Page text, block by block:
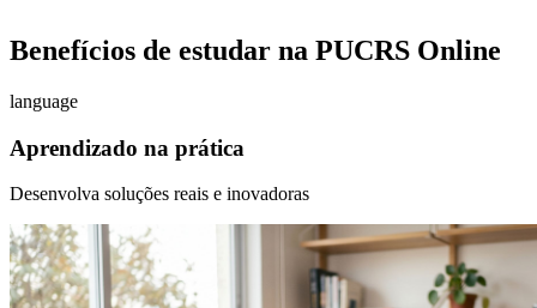
Benefícios de estudar na PUCRS Online
language
Aprendizado na prática
Desenvolva soluções reais e inovadoras